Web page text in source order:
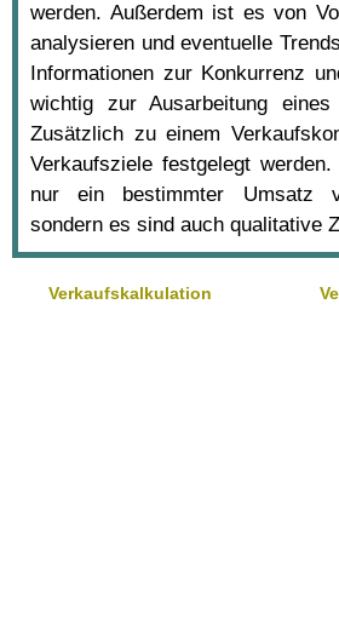
werden. Außerdem ist es von
analysieren und eventuelle
Informationen zur Konkurrenz
wichtig zur Ausarbeitung eines
Zusätzlich zu einem
Verkaufsziele festgelegt
nur ein bestimmter Umsatz
sondern es sind auch qualitative
Verkaufskalkulation